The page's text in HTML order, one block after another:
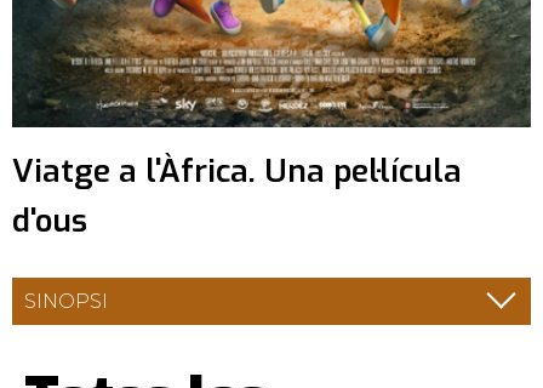
Viatge a l'Àfrica. Una pel·lícula
d'ous
SINOPSI